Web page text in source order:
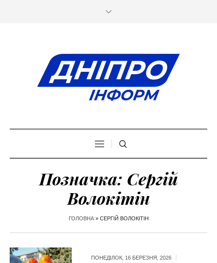
Позначка: Сергій
Волокітін
ГОЛОВНА» СЕРГІЙ ВОЛОКІТІН
ПОНЕДІЛОК, 16 БЕРЕЗНЯ, 2026